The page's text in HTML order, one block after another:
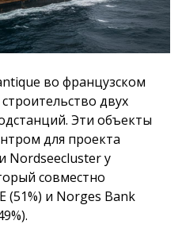
во французском
двух
Эти объекты
для проекта
Nordseecluster у
совместно
(51%) и Norges Bank